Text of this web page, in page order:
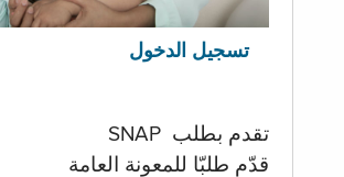
تسجيل الدخول
تقدم بطلب SNAP
قدّم طلبّا للمعونة العامة